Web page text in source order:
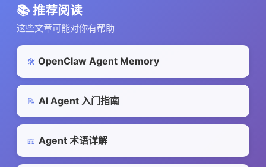
📚 推荐阅读
这些文章可能对你有帮助
🛠️ OpenClaw Agent Memory
📝 AI Agent 入门指南
📖 Agent 术语详解